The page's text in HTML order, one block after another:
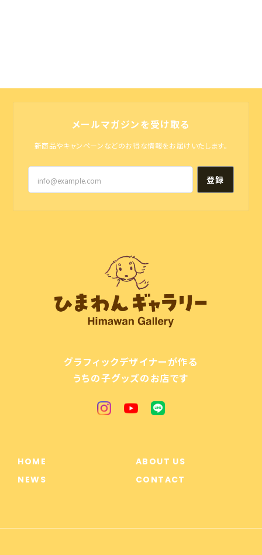
カート ネームプレート 〈ヴィンテージstyle〉 ★写真入りはオプション
2025/06/02
【キラキラ箔押し】名刺 ★100枚入
2025/03/15
とっても可愛くて素敵な商品をありがとうございまし
た♪ 実物を手に取り、本当に可愛くて感動しました
お気に入りいただけてよかったです。 た
メールマガジンを受け取る
新商品やキャンペーンなどのお得な情報をお届けいたします。
登録
グラフィックデザイナーが作る
うちの子グッズのお店です
HOME
ABOUT US
NEWS
CONTACT